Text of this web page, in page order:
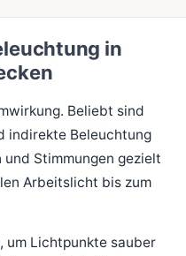
in
Beliebt sind
indirekte Beleuchtung
Stimmungen gezielt
Arbeitslicht bis zum
um Lichtpunkte sauber